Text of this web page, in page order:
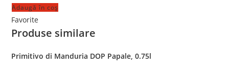
Adaugă în coș
Favorite
Produse similare
Primitivo di Manduria DOP Papale, 0.75l